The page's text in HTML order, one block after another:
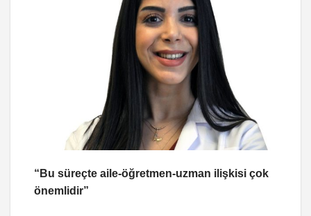
“Bu süreçte aile-öğretmen-uzman ilişkisi çok
önemlidir”